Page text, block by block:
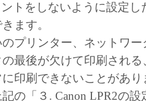
たると黙示たるとを問わ
様に譲渡あるいは許諾さ
、再使用許諾、譲渡、販
トをしないように設定し
ます。
のプリンター、ネットワ
最後が欠けて印刷され
印刷できないことがあり
の「３. Canon LPR2の